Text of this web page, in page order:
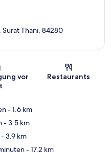
Thani, 84280
vor
Restaurants
- 1.6 km
- 3.5 km
- 3.9 km
- 17.2 km